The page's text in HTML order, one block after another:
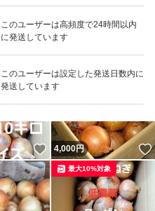
このユーザーは高頻度で24時間以内
に発送しています
このユーザーは設定した発送日数内に
発送しています
いいね！
3,280
いいね！
4,000円
最大10%対象